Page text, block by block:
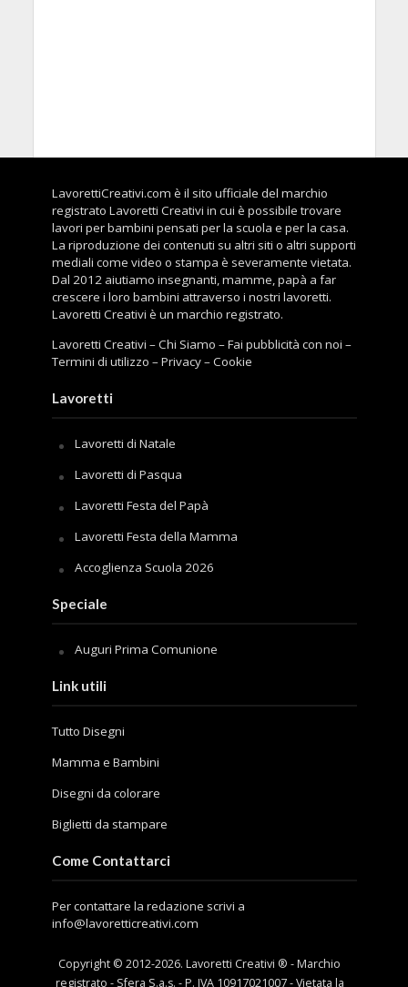
LavorettiCreativi.com è il sito ufficiale del marchio
registrato Lavoretti Creativi in cui è possibile trovare
lavori per bambini pensati per la scuola e per la casa.
La riproduzione dei contenuti su altri siti o altri supporti
mediali come video o stampa è severamente vietata.
Dal 2012 aiutiamo insegnanti, mamme, papà a far
crescere i loro bambini attraverso i nostri lavoretti.
Lavoretti Creativi è un marchio registrato.
Lavoretti Creativi –Chi Siamo –Fai pubblicità con noi –
Termini di utilizzo –Privacy–Cookie
Lavoretti
Lavoretti di Natale
Lavoretti di Pasqua
Lavoretti Festa del Papà
Lavoretti Festa della Mamma
Accoglienza Scuola 2026
Speciale
Auguri Prima Comunione
Link utili
Tutto Disegni
Mamma e Bambini
Disegni da colorare
Biglietti da stampare
Come Contattarci
Per contattare la redazione scrivi a
info@lavoretticreativi.com
Copyright © 2012-2026. Lavoretti Creativi ® - Marchio
registrato - Sfera S.a.s. - P. IVA 10917021007 - Vietata la